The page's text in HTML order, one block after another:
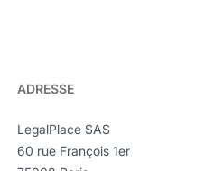
ADRESSE
LegalPlace SAS
60 rue François 1er